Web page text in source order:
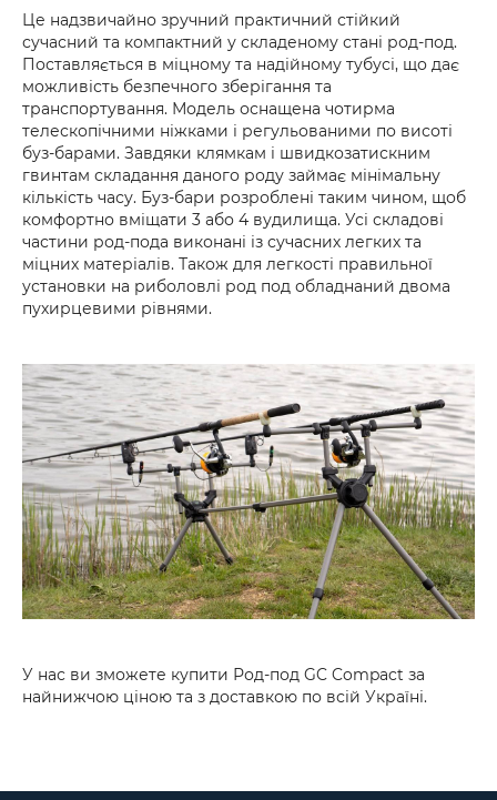
Це надзвичайно зручний практичний стійкий
сучасний та компактний у складеному стані род-под.
Поставляється в міцному та надійному тубусі, що дає
можливість безпечного зберігання та
транспортування. Модель оснащена чотирма
телескопічними ніжками і регульованими по висоті
буз-барами. Завдяки клямкам і швидкозатискним
гвинтам складання даного роду займає мінімальну
кількість часу. Буз-бари розроблені таким чином, щоб
комфортно вміщати 3 або 4 вудилища. Усі складові
частини род-пода виконані із сучасних легких та
міцних матеріалів. Також для легкості правильної
установки на риболовлі род под обладнаний двома
пухирцевими рівнями.
У нас ви зможете купити Род-под GC Compact за
найнижчою ціною та з доставкою по всій Україні.